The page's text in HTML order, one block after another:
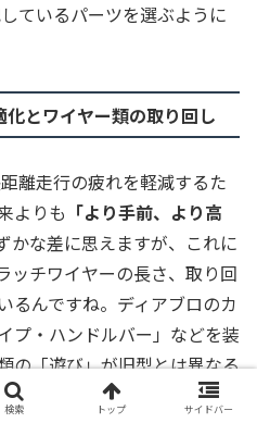
ているパーツを選ぶように
とワイヤー類の取り回し
離走行の疲れを軽減するた
よりも 「より手前、より高
かな差に思えますが、これに
ッチワイヤーの長さ、取り回
るんですね。ディアブロのカ
プ・ハンドルバー」などを装
の「遊び」が旧型とは異なる
にワイヤーが突っ張ってしま
検索 トップ サイドバー